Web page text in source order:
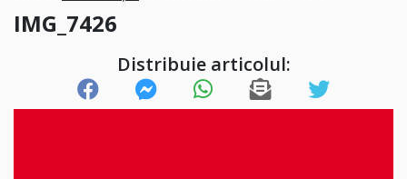
IMG_7426
Distribuie articolul: